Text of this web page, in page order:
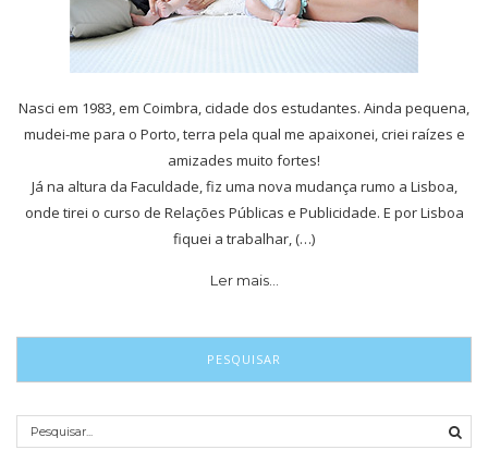
Nasci em 1983, em Coimbra, cidade dos estudantes. Ainda pequena,
mudei-me para o Porto, terra pela qual me apaixonei, criei raízes e
amizades muito fortes!
Já na altura da Faculdade, fiz uma nova mudança rumo a Lisboa,
onde tirei o curso de Relações Públicas e Publicidade. E por Lisboa
fiquei a trabalhar, (…)
Ler mais…
PESQUISAR